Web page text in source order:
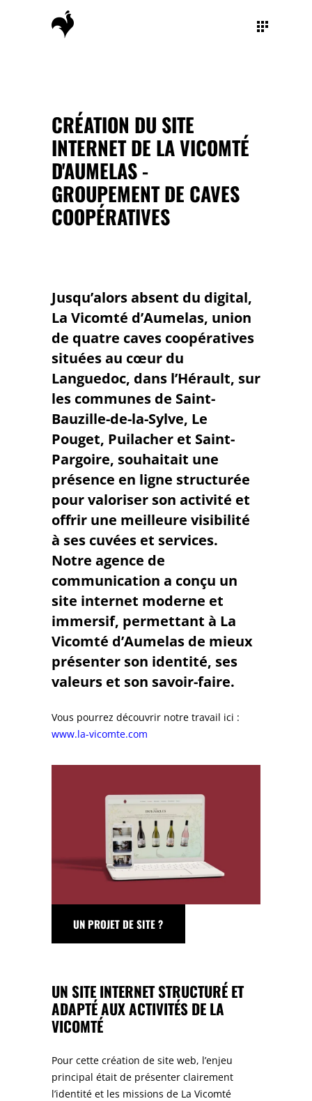
CRÉATION DU SITE
INTERNET DE LA VICOMTÉ
D'AUMELAS -
GROUPEMENT DE CAVES
COOPÉRATIVES
Jusqu’alors absent du digital,
La Vicomté d’Aumelas, union
de quatre caves coopératives
situées au cœur du
Languedoc, dans l’Hérault, sur
les communes de Saint-
Bauzille-de-la-Sylve, Le
Pouget, Puilacher et Saint-
Pargoire, souhaitait une
présence en ligne structurée
pour valoriser son activité et
offrir une meilleure visibilité
à ses cuvées et services.
Notre agence de
communication a conçu un
site internet moderne et
immersif, permettant à La
Vicomté d’Aumelas de mieux
présenter son identité, ses
valeurs et son savoir-faire.
Vous pourrez découvrir notre travail ici :
www.la-vicomte.com
UN PROJET DE SITE ?
UN SITE INTERNETSTRUCTURÉ ET
ADAPTÉ AUX ACTIVITÉS DE LA
VICOMTÉ
Pour cette création de site web, l’enjeu
principal était de présenter clairement
l’identité et les missions de La Vicomté